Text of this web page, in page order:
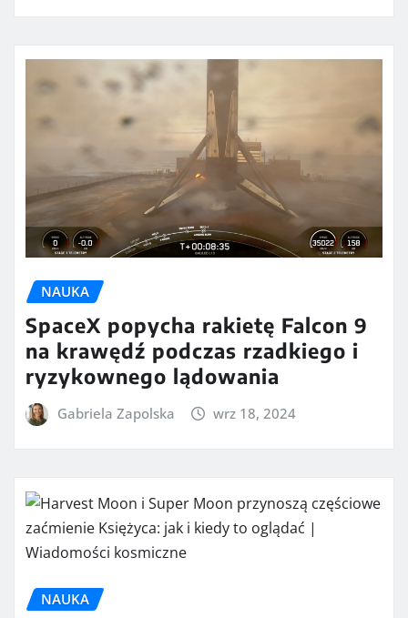
NAUKA
SpaceX popycha rakietę Falcon 9
na krawędź podczas rzadkiego i
ryzykownego lądowania
Gabriela Zapolska wrz 18, 2024
NAUKA